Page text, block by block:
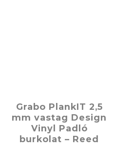
Grabo PlankIT 2,5
mm vastag Design
Vinyl Padló
burkolat – Reed